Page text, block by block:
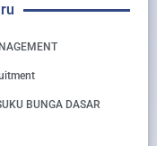
BUNGA DASAR